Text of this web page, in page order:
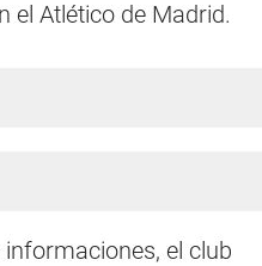
el Atlético de Madrid.
el club